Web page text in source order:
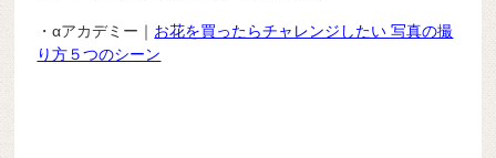
・αアカデミー｜ お花を買ったらチャレンジしたい 写真の撮
り方５つのシーン